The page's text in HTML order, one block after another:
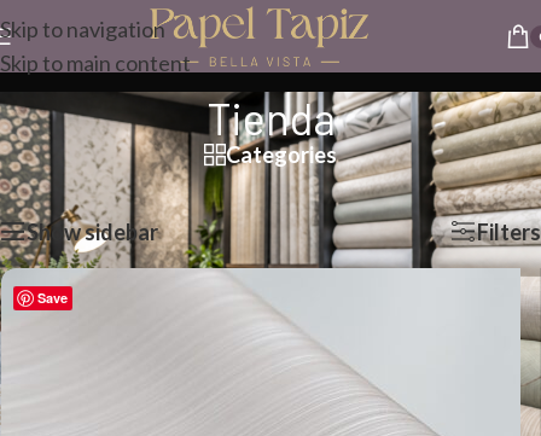
Skip to navigation
Skip to main content
Tienda
Categories
Portada»Tienda
Mostrando 31–40 de 139 resultados
Show sidebar
Filters
Save